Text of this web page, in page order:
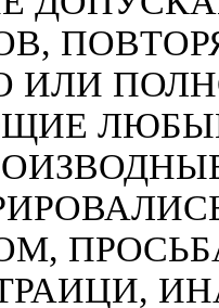
ИЛИ